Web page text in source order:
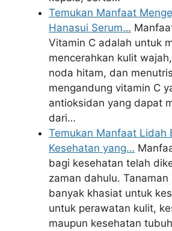
Temukan Manfaat
Hanasui Serum…
Vitamin C adalah untuk
mencerahkan kulit
noda hitam, dan
mengandung vitamin C
antioksidan yang dapat
dari…
Temukan Manfaat Lidah
Kesehatan yang…
bagi kesehatan telah
zaman dahulu. Tanaman
banyak khasiat untuk
untuk perawatan kulit,
maupun kesehatan